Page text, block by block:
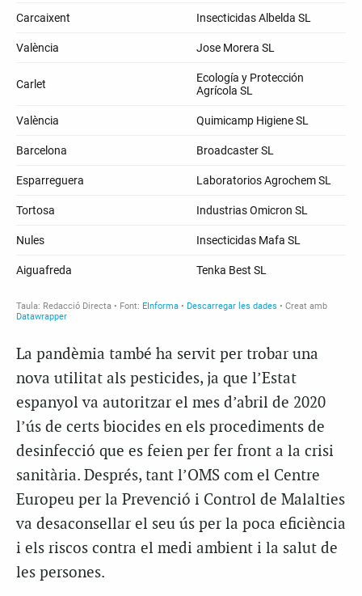
La pandèmia també ha servit per trobar una
nova utilitat als pesticides, ja que l’Estat
espanyol va autoritzar el mes d’abril de 2020
l’ús de certs biocides en els procediments de
desinfecció que es feien per fer front a la crisi
sanitària. Després, tant l’OMS com el Centre
Europeu per la Prevenció i Control de Malalties
va desaconsellar el seu ús per la poca eficiència
i els riscos contra el medi ambient i la salut de
les persones.